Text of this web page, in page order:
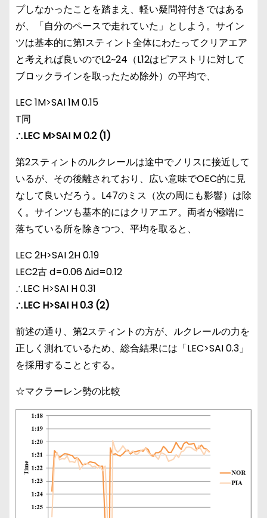
プしなかったことを踏まえ、軽い疑問符付きではある
が、「自分のペースで走れていた」としよう。サイン
ツは基本的に第1スティント全体にわたってクリアエア
と考えれば良いのでL2~24（L12はピアストリに対して
ブロックラインを取ったため除外）の平均で、
LEC 1M>SAI 1M 0.15
T同
∴LEC M>SAI M 0.2 (1)
第2スティントのルクレールは途中でノリスに接近して
いるが、その後離されており、広い意味でOEC的に見
なして良いだろう。L47のミス（次の周にも影響）は除
く。サインツも基本的にはクリアエア。両者が極端に
落ちている所を除きつつ、平均を取ると、
LEC 2H>SAI 2H 0.19
LEC2古 d=0.06 Δid=0.12
∴LEC H>SAI H 0.31
∴LEC H>SAI H 0.3 (2)
前述の通り、第2スティントの方が、ルクレールの力を
正しく測れているため、総合結果には「LEC>SAI 0.3」
を採用することとする。
☆マクラーレン勢の比較